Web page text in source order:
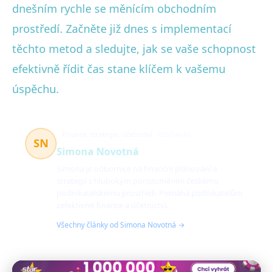
dnešním rychle se měnícím obchodním
prostředí. Začněte již dnes s implementací
těchto metod a sledujte, jak se vaše schopnost
efektivně řídit čas stane klíčem k vašemu
úspěchu.
SN
Simona Novotná
Všechny články od Simona Novotná →